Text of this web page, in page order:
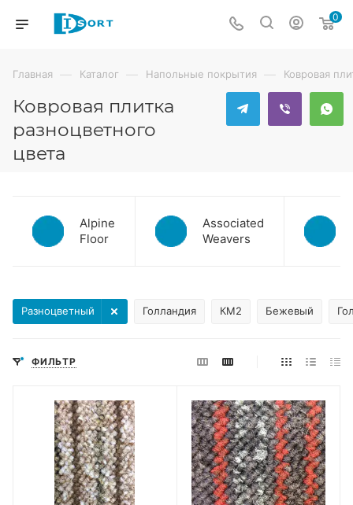
0
Главная — Каталог — Напольные покрытия — Ковровая
Ковровая плитка
разноцветного
цвета
Alpine
Floor
Associated
Weavers
Голландия КМ2 Бежевый
Разноцветный
ФИЛЬТР